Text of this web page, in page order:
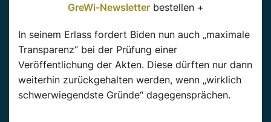
GreWi-Newsletterbestellen +
In seinem Erlass fordert Biden nun auch „maximale
Transparenz“ bei der Prüfung einer
Veröffentlichung der Akten. Diese dürften nur dann
weiterhin zurückgehalten werden, wenn „wirklich
schwerwiegendste Gründe“ dagegensprächen.